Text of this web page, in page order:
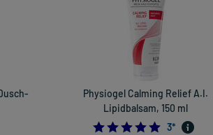
Physiogel Calming Relief A.I.
Lipidbalsam, 150 ml
5.0
3*